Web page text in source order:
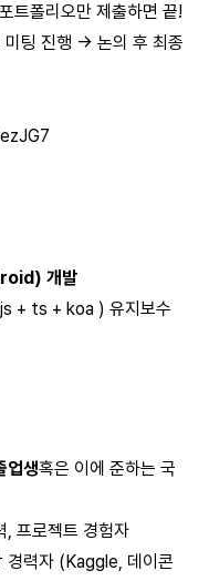
트폴리오만 제출하면 끝!
팅 진행 → 논의 후 최종
개발
+ ts + koa ) 유지보수
업생혹은 이에 준하는 국
, 프로젝트 경험자
경력자 (Kaggle, 데이콘